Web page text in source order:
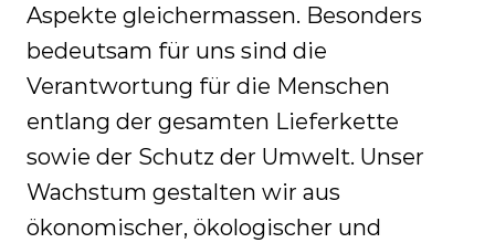
Aspekte gleichermassen. Besonders
bedeutsam für uns sind die
Verantwortung für die Menschen
entlang der gesamten Lieferkette
sowie der Schutz der Umwelt. Unser
Wachstum gestalten wir aus
ökonomischer, ökologischer und